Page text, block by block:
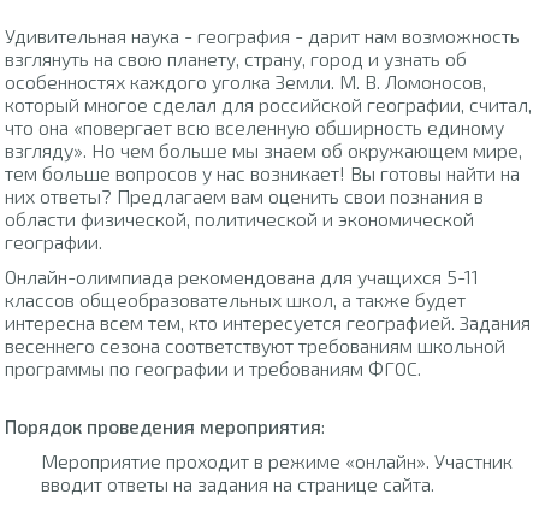
Удивительная наука - география - дарит нам возможность
взглянуть на свою планету, страну, город и узнать об
особенностях каждого уголка Земли. М. В. Ломоносов,
который многое сделал для российской географии, считал,
что она «повергает всю вселенную обширность единому
взгляду». Но чем больше мы знаем об окружающем мире,
тем больше вопросов у нас возникает! Вы готовы найти на
них ответы? Предлагаем вам оценить свои познания в
области физической, политической и экономической
географии.
Онлайн-олимпиада рекомендована для учащихся 5-11
классов общеобразовательных школ, а также будет
интересна всем тем, кто интересуется географией. Задания
весеннего сезона соответствуют требованиям школьной
программы по географии и требованиям ФГОС.
Порядок проведения мероприятия:
Мероприятие проходит в режиме «онлайн». Участник
вводит ответы на задания на странице сайта.